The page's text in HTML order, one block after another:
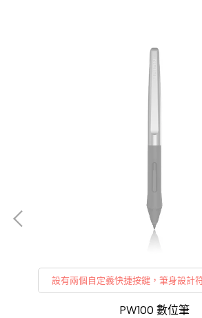
設有兩個自定義快捷按鍵，筆身設計
防滑易握。
PW100 數位筆